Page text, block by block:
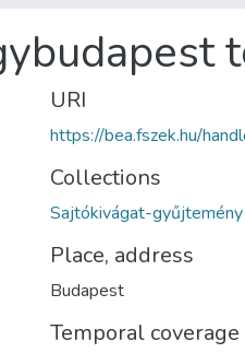
URI
https://bea.fszek.hu/
Collections
Sajtókivágat-gyűjtemény
Place, address
Budapest
Temporal coverage